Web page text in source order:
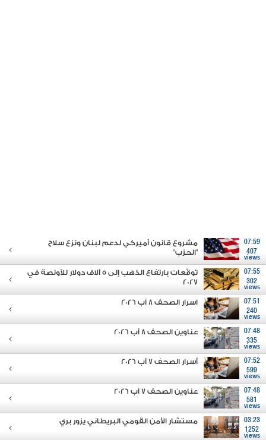
07:59
407
views
مشروع قانون أميركي لدعم لبنان ونزع سلاح
"الحزب"
07:55
302
views
توقّعات بارتفاع الذهب إلى 5 آلاف دولار للأونصة في
2027
07:51
240
views
اسرار الصحف 8 آب 2026
07:48
335
views
عناوين الصحف 8 آب 2026
07:52
599
views
أسرار الصحف 7 آب 2026
07:48
581
views
عناوين الصحف 7 آب 2026
03:23
1252
views
مستشار الأمن القومي البريطاني يزور بري